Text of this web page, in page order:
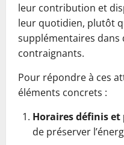
leur contribution et
leur quotidien, plutôt
supplémentaires dans
contraignants.
Pour répondre à ces
éléments concrets :
Horaires définis et
de préserver